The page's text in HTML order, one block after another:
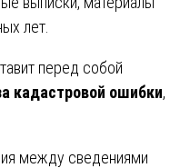
лет.
перед собой
кадастровой ошибки,
между сведениями